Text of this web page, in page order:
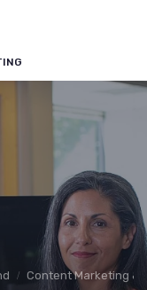
Content Marketing &